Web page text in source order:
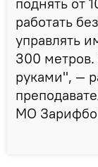
работать
управлять
300 метров.
руками", —
МО